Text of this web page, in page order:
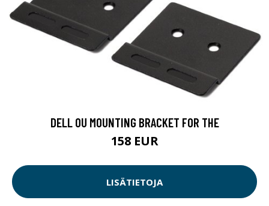
DELL 0U MOUNTING BRACKET FOR THE
158 EUR
LISÄTIETOJA